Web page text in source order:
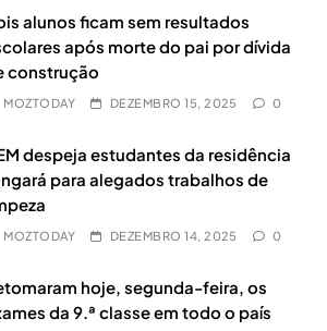
alunos ficam sem resultados
após morte do pai por dívida
construção
MOZTODAY DEZEMBRO 15, 2025 0
despeja estudantes da residência
para alegados trabalhos de
MOZTODAY DEZEMBRO 14, 2025 0
hoje, segunda-feira, os
da 9.ª classe em todo o país
Golo Traz Recompensas:
de 510 Dólares